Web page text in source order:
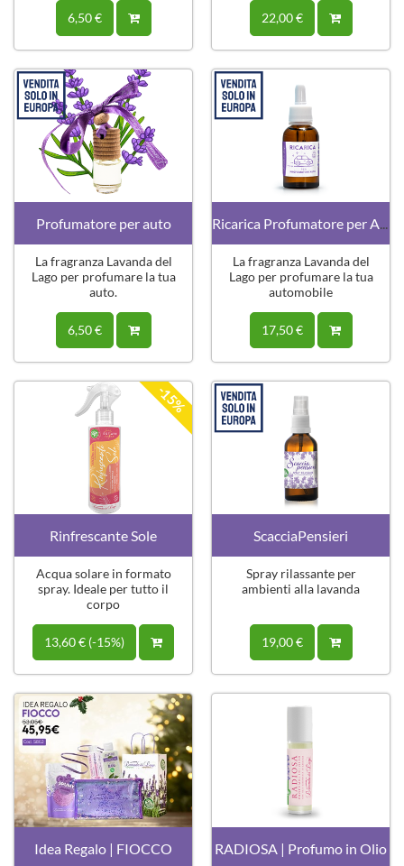
acqua.
6,50 € 22,00 €
Profumatore per auto
La fragranza Lavanda del
Lago per profumare la tua
auto.
6,50 €
Ricarica Profumatore per Auto
La fragranza Lavanda del
Lago per profumare la tua
automobile
17,50 €
Rinfrescante Sole
Acqua solare in formato
spray. Ideale per tutto il
corpo
13,60 € (-15%)
-15%
ScacciaPensieri
Spray rilassante per
ambienti alla lavanda
19,00 €
Idea Regalo | FIOCCO RADIOSA | Profumo in Olio